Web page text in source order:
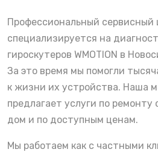
Профессиональный сервисный
специализируется на
гироскутеров WMOTION в
За это время мы помогли
к жизни их устройства. Наша
предлагает услуги по
дом и по доступным ценам.
Мы работаем как с частными